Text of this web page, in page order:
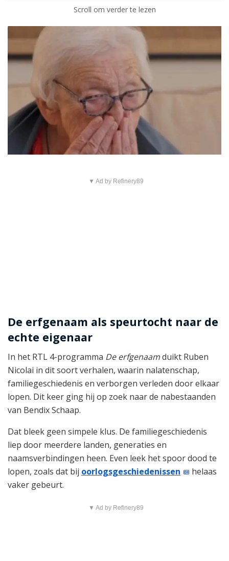
Scroll om verder te lezen
▼ Ad by Refinery89
De erfgenaam als speurtocht naar de
echte eigenaar
In het RTL 4-programma De erfgenaamduikt Ruben
Nicolai in dit soort verhalen, waarin nalatenschap,
familiegeschiedenis en verborgen verleden door elkaar
lopen. Dit keer ging hij op zoek naar de nabestaanden
van Bendix Schaap.
Dat bleek geen simpele klus. De familiegeschiedenis
liep door meerdere landen, generaties en
naamsverbindingen heen. Even leek het spoor dood te
lopen, zoals dat bij oorlogsgeschiedenissen
helaas
vaker gebeurt.
▼ Ad by Refinery89